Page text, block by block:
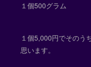
１個500グラム
１個5,000円でそのう
思います。